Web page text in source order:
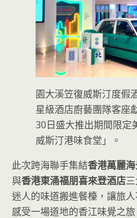
園大溪笠復威斯汀度假
星級酒店廚藝團隊客座
30日盛大推出期間限定
威斯汀港味食堂」。
此次跨海聯手集結香港萬麗
與香港東涌福朋喜來登酒店
迷人的味道搬進餐檯，讓旅
感受一場道地的香江味覺之